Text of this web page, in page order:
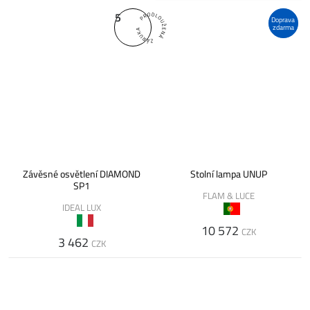
5
Závěsné osvětlení DIAMOND
SP1
IDEAL LUX
3 462 CZK
Doprava
zdarma
Stolní lampa UNUP
FLAM & LUCE
10 572 CZK